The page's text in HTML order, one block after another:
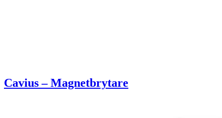
Cavius – Magnetbrytare